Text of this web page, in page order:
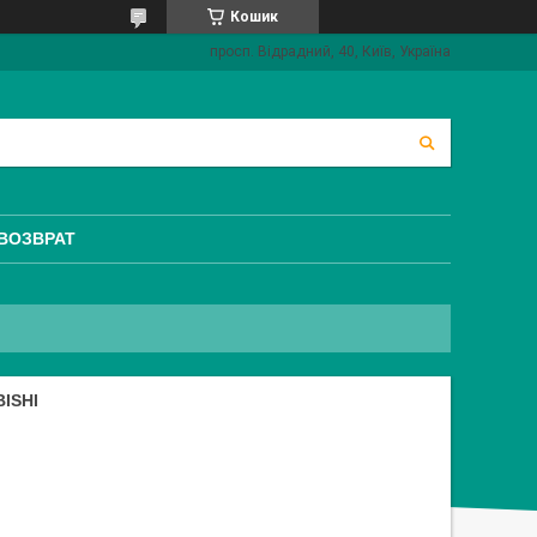
Кошик
просп. Відрадний, 40, Київ, Україна